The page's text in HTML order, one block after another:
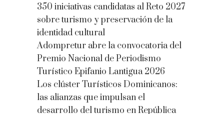
350 iniciativas candidatas al Reto 2027
sobre turismo y preservación de la
identidad cultural
Adompretur abre la convocatoria del
Premio Nacional de Periodismo
Turístico Epifanio Lantigua 2026
Los clúster Turísticos Dominicanos:
las alianzas que impulsan el
desarrollo del turismo en República